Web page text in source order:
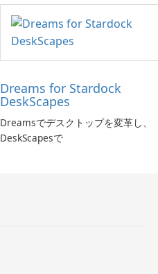
Dreams for Stardock
DeskScapes
Dreamsでデスクトップを変革し、
DeskScapesで